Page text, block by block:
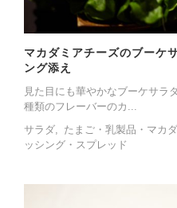
マカダミアチーズのブーケ
ング添え
見た目にも華やかなブーケサラ
種類のフレーバーのカ...
サラダ
たまご・乳製品・マカ
ッシング・スプレッド